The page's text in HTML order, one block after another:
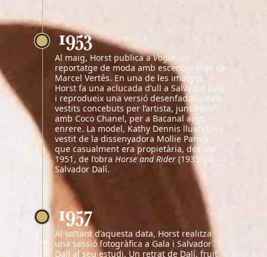
1953
Al maig, Horst publica aVogueun
reportatge de moda amb escenografies de
Marcel Vertès. En una de les imatges,
Horst fa una aclucada d’ull a Salvador Dalí
i reprodueix una versió desenfadada dels
vestits concebuts per l’artista, juntament
amb Coco Chanel, per a Bacanal anys
enrere. La model, Kathy Dennis llueix un
vestit de la dissenyadora Mollie Parnis,
que casualment era propietària, des del
1951, de l’obra Horse and Rider(1935) de
Salvador Dalí.
1957
Al voltant d’aquesta data, Horst realitza
una sessió fotogràfica a Gala i Salvador
Dalí al seu estudi. Un retrat de Dalí, fruit